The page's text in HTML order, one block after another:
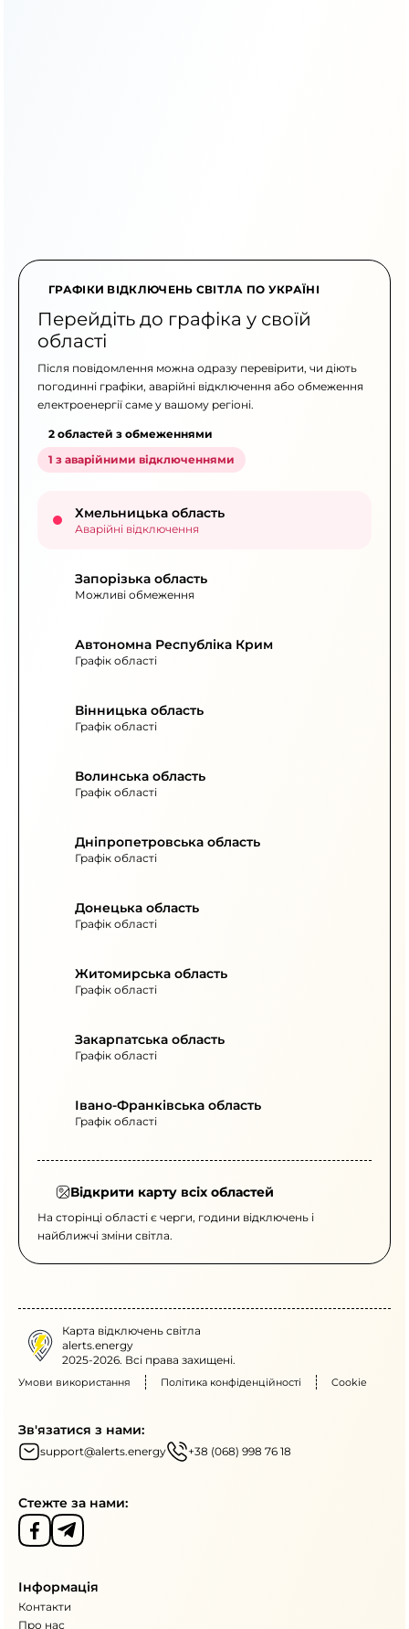
ГРАФІКИ ВІДКЛЮЧЕНЬ СВІТЛА ПО УКРАЇНІ
Перейдіть до графіка у своїй
області
Після повідомлення можна одразу перевірити, чи діють
погодинні графіки, аварійні відключення або обмеження
електроенергії саме у вашому регіоні.
2 областей з обмеженнями
1 з аварійними відключеннями
Хмельницька область
Аварійні відключення
Запорізька область
Можливі обмеження
Автономна Республіка Крим
Графік області
Вінницька область
Графік області
Волинська область
Графік області
Дніпропетровська область
Графік області
Донецька область
Графік області
Житомирська область
Графік області
Закарпатська область
Графік області
Івано-Франківська область
Графік області
Відкрити карту всіх областей
На сторінці області є черги, години відключень і
найближчі зміни світла.
Карта відключень світла
alerts.energy
2025-2026. Всі права захищені.
Умови використання Політика конфіденційності Cookie
Зв'язатися з нами:
support@alerts.energy +38 (068) 998 76 18
Стежте за нами:
Інформація
Контакти
Про нас